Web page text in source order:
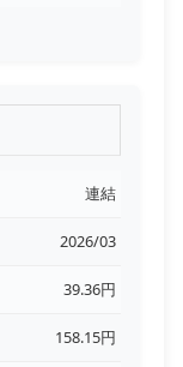
連結
2026/03
39.36円
158.15円